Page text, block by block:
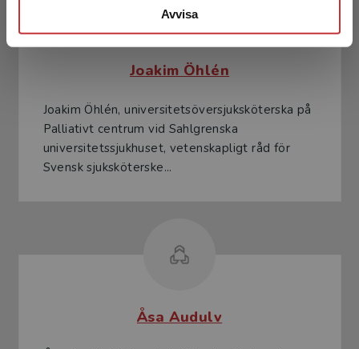
Avvisa
Joakim Öhlén
Joakim Öhlén, universitetsöversjuksköterska på
Palliativt centrum vid Sahlgrenska
universitetssjukhuset, vetenskapligt råd för
Svensk sjuksköterske...
Åsa Audulv